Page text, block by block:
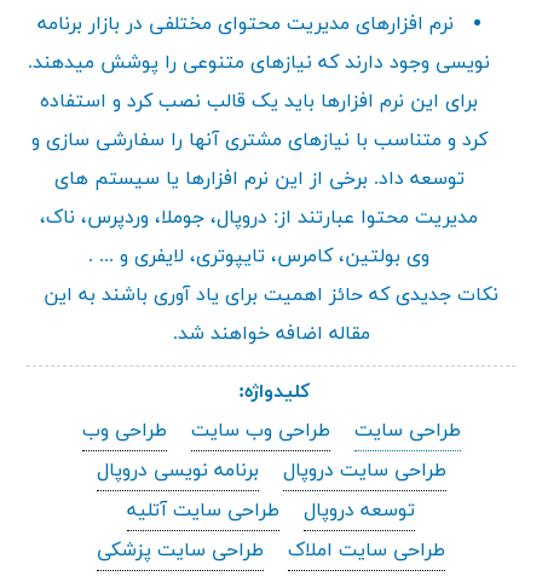
نرم افزارهای مدیریت محتوای مختلفی در بازار برنامه
نویسی وجود دارند که نیازهای متنوعی را پوشش میدهند.
برای این نرم افزارها باید یک قالب نصب کرد و استفاده
کرد و متناسب با نیازهای مشتری آنها را سفارشی سازی و
توسعه داد. برخی از این نرم افزارها یا سیستم های
مدیریت محتوا عبارتند از: دروپال، جوملا، وردپرس، ناک،
وی بولتین، کامرس، تایپوتری، لایفری و ... .
نکات جدیدی که حائز اهمیت برای یاد آوری باشند به این
مقاله اضافه خواهند شد.
کلیدواژه:
طراحی سایت
طراحی وب سایت
طراحی وب
طراحی سایت دروپال
برنامه نویسی دروپال
توسعه دروپال
طراحی سایت آتلیه
طراحی سایت املاک
طراحی سایت پزشکی